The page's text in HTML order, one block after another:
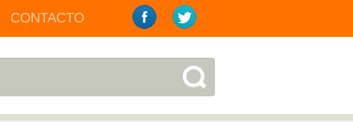
CONTACTO